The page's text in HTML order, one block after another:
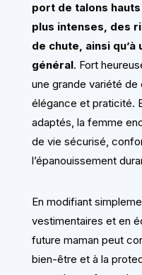
port de talons
plus intenses, des
de chute, ainsi
général. Fort
une grande variété de
élégance et praticité.
adaptés, la femme
de vie sécurisé,
l’épanouissement
En modifiant
vestimentaires et en
future maman peut
bien-être et à la